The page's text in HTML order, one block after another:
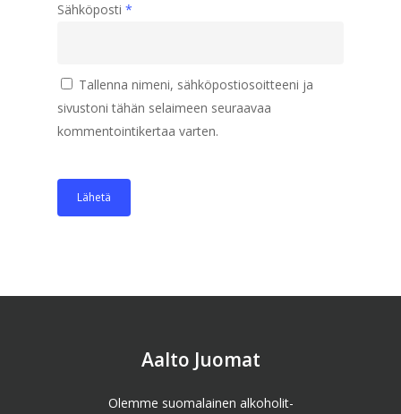
Sähköposti *
Tallenna nimeni, sähköpostiosoitteeni ja
sivustoni tähän selaimeen seuraavaa
kommentointikertaa varten.
Aalto Juomat
Olemme suomalainen alkoholit-